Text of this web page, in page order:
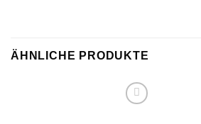
ÄHNLICHE PRODUKTE